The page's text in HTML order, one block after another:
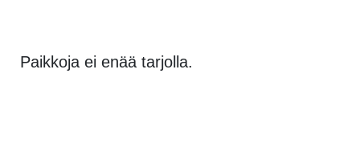
Paikkoja ei enää tarjolla.